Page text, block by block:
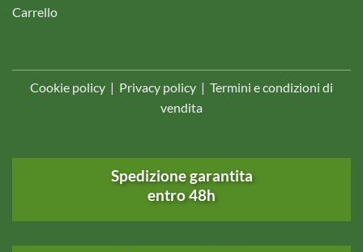
Carrello
Cookie policy | Privacy policy | Termini e condizioni di
vendita
Spedizione garantita
entro 48h